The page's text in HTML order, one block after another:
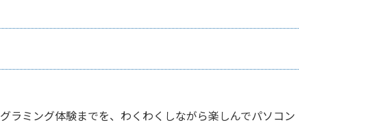
ラミング体験までを、わくわくしながら楽しんでパソコン